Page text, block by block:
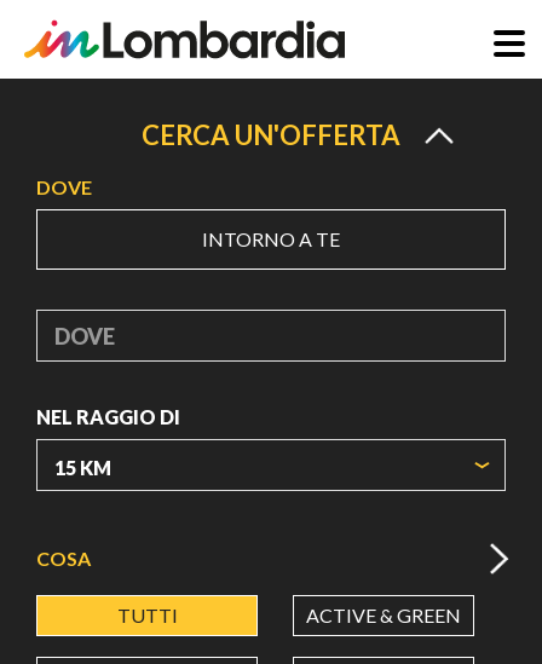
principale
CERCA UN'OFFERTA
DOVE
INTORNO A TE
DOVE
NEL RAGGIO DI
LATITUDINE
COSA
TUTTI ACTIVE & GREEN